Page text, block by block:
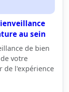
au sein
de bien
votre
de l'expérience